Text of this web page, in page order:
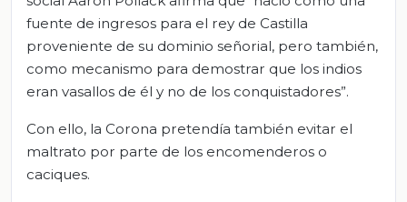
fuente de ingresos para el rey de Castilla
proveniente de su dominio señorial, pero también,
como mecanismo para demostrar que los indios
eran vasallos de él y no de los conquistadores”.
Con ello, la Corona pretendía también evitar el
maltrato por parte de los encomenderos o
caciques.